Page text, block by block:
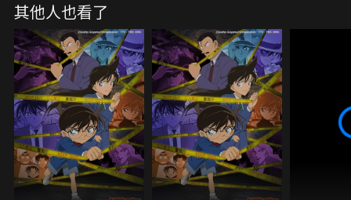
其他人也看了